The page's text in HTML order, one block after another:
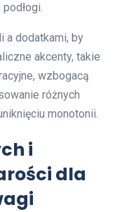
a dodatkami, by
akcenty, takie
wzbogacą
różnych
monotonii.
i
dla